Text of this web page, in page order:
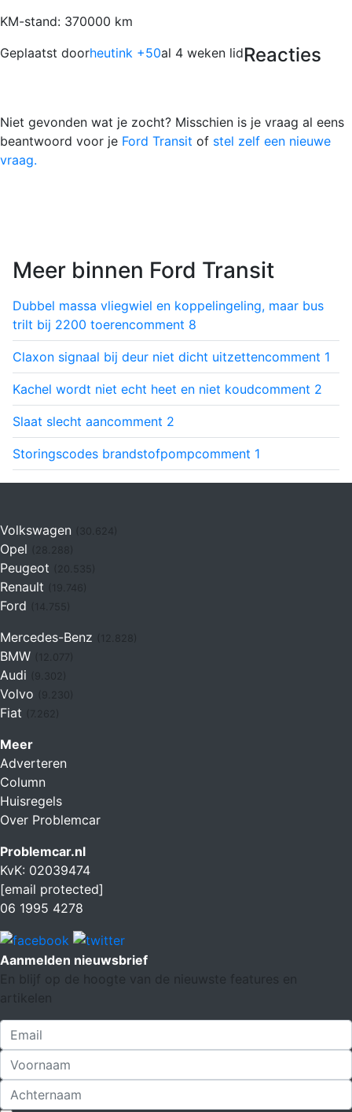
KM-stand: 370000 km
Geplaatst doorheutink +50al 4 weken lidReacties
Niet gevonden wat je zocht? Misschien is je vraag al eens
beantwoord voor je Ford Transit of stel zelf een nieuwe
vraag.
Meer binnen Ford Transit
Dubbel massa vliegwiel en koppelingeling, maar bus
trilt bij 2200 toerencomment 8
Claxon signaal bij deur niet dicht uitzettencomment 1
Kachel wordt niet echt heet en niet koudcomment 2
Slaat slecht aancomment 2
Storingscodes brandstofpompcomment 1
Volkswagen (30.624)
Opel
Peugeot
Renault (19.746)
Ford (14.755)
Mercedes-Benz
BMW
Audi
Volvo
Fiat (7.262)
Meer
Adverteren
Column
Huisregels
Over Problemcar
Problemcar.nl
KvK: 02039474
[email protected]
06 1995 4278
Aanmelden nieuwsbrief
En blijf op de hoogte van de nieuwste features en
artikelen